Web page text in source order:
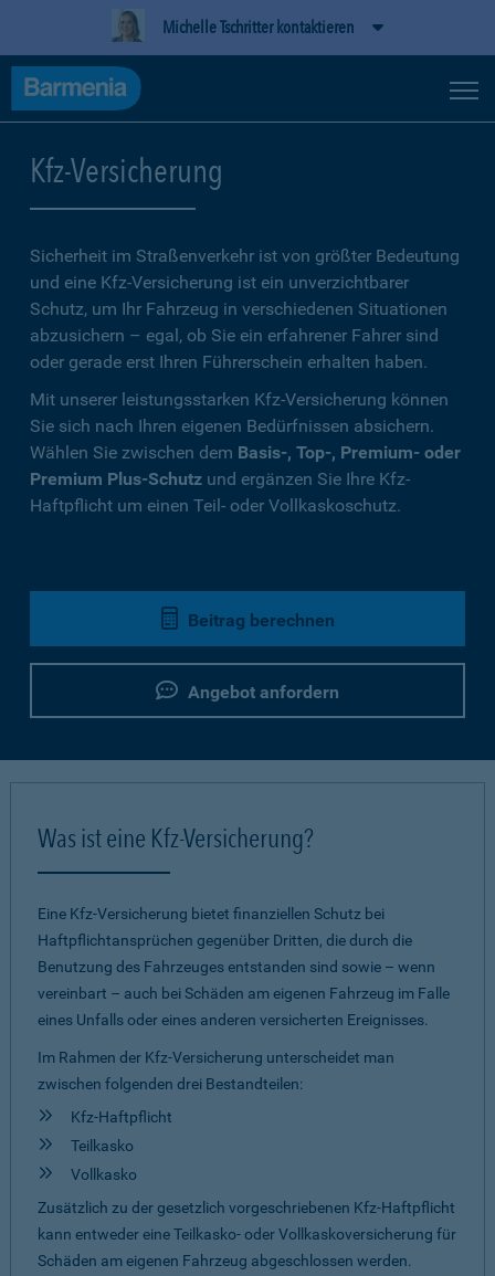
Michelle Tschritter kontaktieren
Kfz-Versicherung
Sicherheit im Straßenverkehr ist von größter Bedeutung
und eine Kfz-Versicherung ist ein unverzichtbarer
Schutz, um Ihr Fahrzeug in verschiedenen Situationen
abzusichern – egal, ob Sie ein erfahrener Fahrer sind
oder gerade erst Ihren Führerschein erhalten haben.
Mit unserer leistungsstarken Kfz-Versicherung können
Sie sich nach Ihren eigenen Bedürfnissen absichern.
Wählen Sie zwischen dem Basis-, Top-, Premium- oder
Premium Plus-Schutz und ergänzen Sie Ihre Kfz-
Haftpflicht um einen Teil- oder Vollkaskoschutz.
Beitrag berechnen
Angebot anfordern
Was ist eine Kfz-Versicherung?
Eine Kfz-Versicherung bietet finanziellen Schutz bei
Haftpflichtansprüchen gegenüber Dritten, die durch die
Benutzung des Fahrzeuges entstanden sind sowie – wenn
vereinbart – auch bei Schäden am eigenen Fahrzeug im Falle
eines Unfalls oder eines anderen versicherten Ereignisses.
Im Rahmen der Kfz-Versicherung unterscheidet man
zwischen folgenden drei Bestandteilen:
Kfz-Haftpflicht
Teilkasko
Vollkasko
Zusätzlich zu der gesetzlich vorgeschriebenen Kfz-Haftpflicht
kann entweder eine Teilkasko- oder Vollkaskoversicherung für
Schäden am eigenen Fahrzeug abgeschlossen werden.